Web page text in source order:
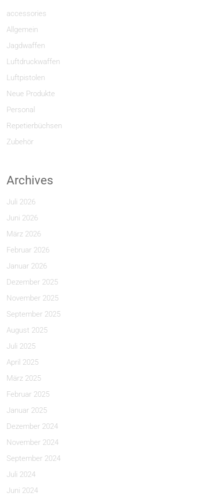
accessories
Allgemein
Jagdwaffen
Luftdruckwaffen
Luftpistolen
Neue Produkte
Personal
Repetierbüchsen
Zubehör
Archives
Juli 2026
Juni 2026
März 2026
Februar 2026
Januar 2026
Dezember 2025
November 2025
September 2025
August 2025
Juli 2025
April 2025
März 2025
Februar 2025
Januar 2025
Dezember 2024
November 2024
September 2024
Juli 2024
Juni 2024